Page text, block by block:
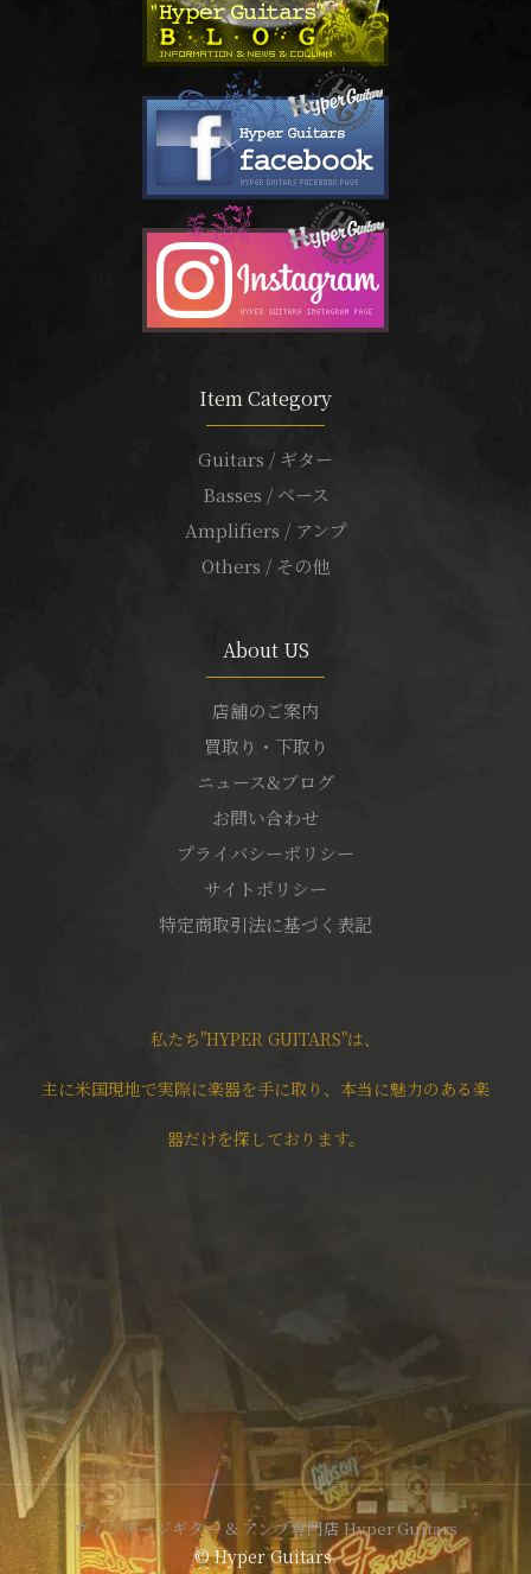
Item Category
Guitars / ギター
Basses / ベース
Amplifiers / アンプ
Others / その他
About US
店舗のご案内
買取り・下取り
ニュース&ブログ
お問い合わせ
プライバシーポリシー
サイトポリシー
特定商取引法に基づく表記
私たち"HYPER GUITARS"は、
主に米国現地で実際に楽器を手に取り、本当に魅力のある楽
器だけを探しております。
ヴィンテージギター & アンプ専門店 Hyper Guitars
© Hyper Guitars.